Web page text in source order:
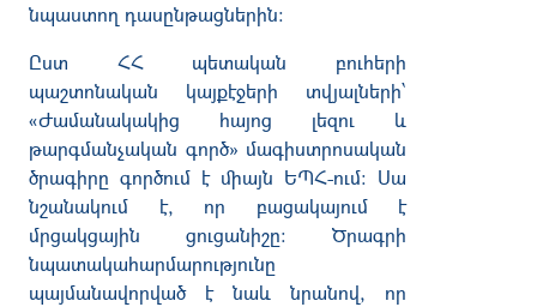
նպաստող դասընթացներին:
Ըստ ՀՀ պետական բուհերի
պաշտոնական կայքէջերի տվյալների՝
«Ժամանակակից հայոց լեզու և
թարգմանչական գործ» մագիստրոսական
ծրագիրը գործում է միայն ԵՊՀ-ում: Սա
նշանակում է, որ բացակայում է
մրցակցային ցուցանիշը: Ծրագրի
նպատակահարմարությունը
պայմանավորված է նաև նրանով, որ